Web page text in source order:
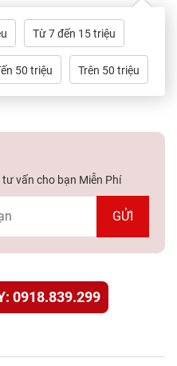
Từ 7 đến 15 triệu
50 triệu Trên 50 triệu
vấn cho bạn Miễn Phí
0918.839.299